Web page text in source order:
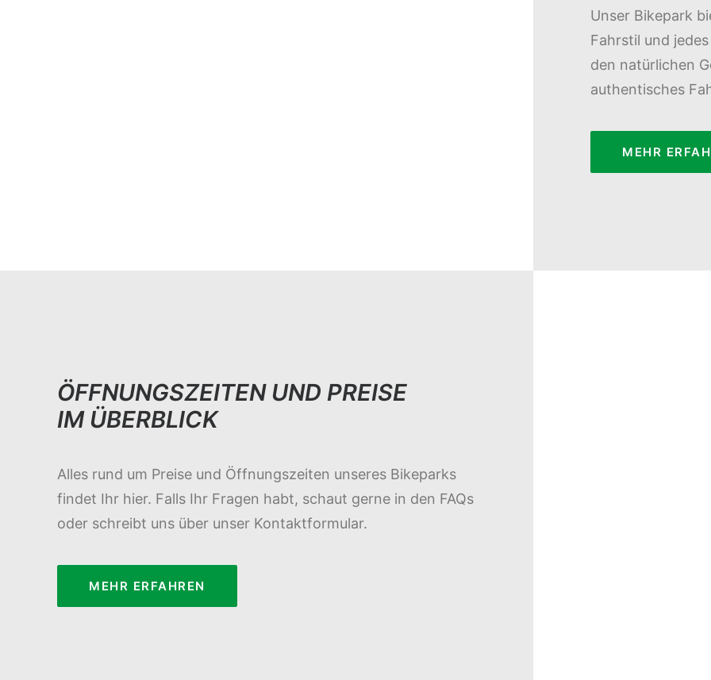
Unser Bikepark
Fahrstil und
den natürlichen
authentisches
MEHR
ÖFFNUNGSZEITEN UND PREISE
IM ÜBERBLICK
Alles rund um Preise und Öffnungszeiten unseres Bikeparks
findet Ihr hier. Falls Ihr Fragen habt, schaut gerne in den FAQs
oder schreibt uns über unser Kontaktformular.
MEHR ERFAHREN